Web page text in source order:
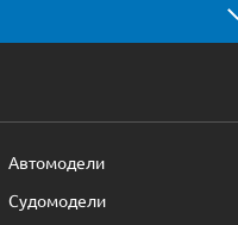
Автомодели
Судомодели